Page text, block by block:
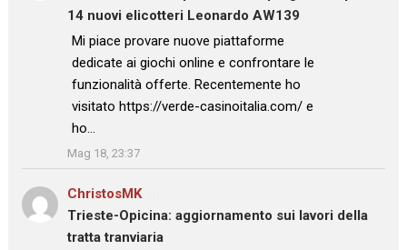
14 nuovi elicotteri Leonardo AW139
: “
Mi piace provare nuove piattaforme
dedicate ai giochi online e confrontare le
funzionalità offerte. Recentemente ho
visitato https://verde-casinoitalia.com/ e
ho…
”
Mag 18, 23:37
ChristosMKsu
Trieste-Opicina: aggiornamento sui lavori della
tratta tranviaria